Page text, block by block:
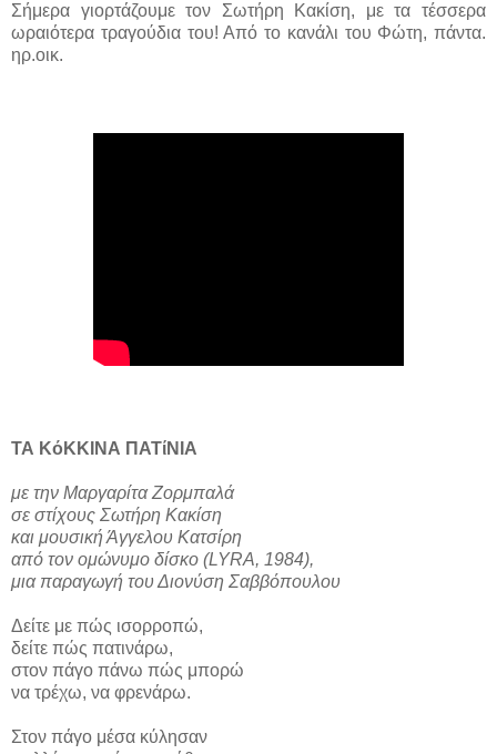
Σήμερα γιορτάζουμε τον Σωτήρη Κακίση, με τα τέσσερα
ωραιότερα τραγούδια του! Από το κανάλι του Φώτη, πάντα.
ηρ.οικ.
ΤΑ ΚόΚΚΙΝΑ ΠΑΤίΝΙΑ
με την Μαργαρίτα Ζορμπαλά
σε στίχους Σωτήρη Κακίση
και μουσική Άγγελου Κατσίρη
από τον ομώνυμο δίσκο (LYRA, 1984),
μια παραγωγή του Διονύση Σαββόπουλου
Δείτε με πώς ισορροπώ,
δείτε πώς πατινάρω,
στον πάγο πάνω πώς μπορώ
να τρέχω, να φρενάρω.
Στον πάγο μέσα κύλησαν